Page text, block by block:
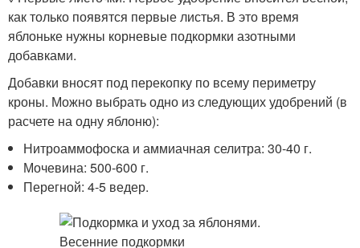
как только появятся первые листья. В это время
яблоньке нужны корневые подкормки азотными
добавками.
Добавки вносят под перекопку по всему периметру
кроны. Можно выбрать одно из следующих удобрений (в
расчете на одну яблоню):
Нитроаммофоска и аммиачная селитра: 30-40 г.
Мочевина: 500-600 г.
Перегной: 4-5 ведер.